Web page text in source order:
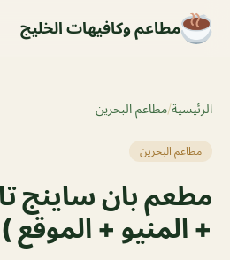
مطاعم وكافيهات الخليج
الرئيسية/مطاعم البحرين
مطاعم البحرين
مطعم بان ساينج
+ المنيو + الموقع )